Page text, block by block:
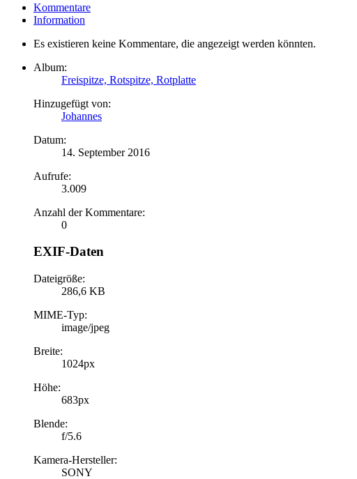
Kommentare
Information
Es existieren keine Kommentare, die angezeigt werden könnten.
Album:
Freispitze, Rotspitze, Rotplatte
Hinzugefügt von:
Johannes
Datum:
14. September 2016
Aufrufe:
3.009
Anzahl der Kommentare:
0
EXIF-Daten
Dateigröße:
286,6 KB
MIME-Typ:
image/jpeg
Breite:
1024px
Höhe:
683px
Blende:
f/5.6
Kamera-Hersteller:
SONY